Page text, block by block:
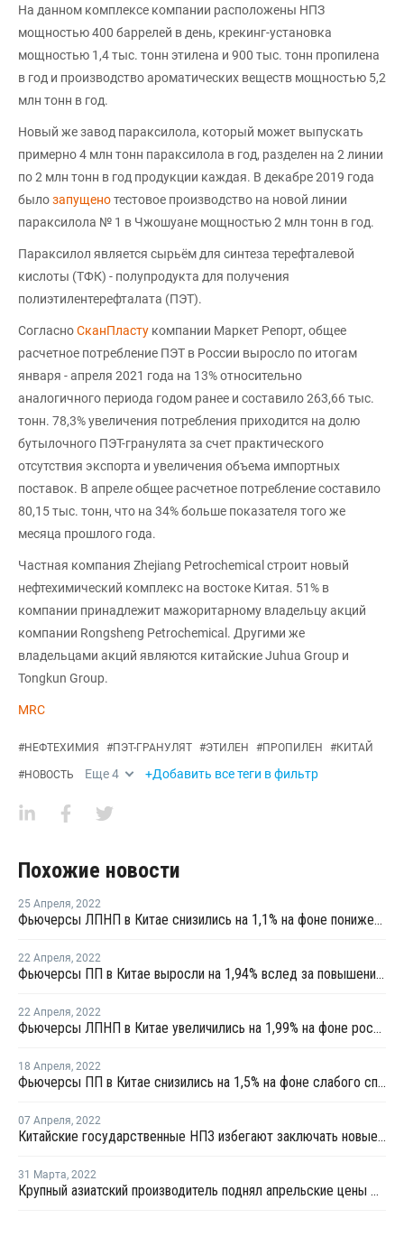
На данном комплексе компании расположены НПЗ
мощностью 400 баррелей в день, крекинг-установка
мощностью 1,4 тыс. тонн этилена и 900 тыс. тонн пропилена
в год и производство ароматических веществ мощностью 5,2
млн тонн в год.
Новый же завод параксилола, который может выпускать
примерно 4 млн тонн параксилола в год, разделен на 2 линии
по 2 млн тонн в год продукции каждая. В декабре 2019 года
былозапущенотестовое производство на новой линии
параксилола № 1 в Чжошуане мощностью 2 млн тонн в год.
Параксилол является сырьём для синтеза терефталевой
кислоты (ТФК) - полупродукта для получения
полиэтилентерефталата (ПЭТ).
СогласноСканПласту компании Маркет Репорт, общее
расчетное потребление ПЭТ в России выросло по итогам
января - апреля 2021 года на 13% относительно
аналогичного периода годом ранее и составило 263,66 тыс.
тонн. 78,3% увеличения потребления приходится на долю
бутылочного ПЭТ-гранулята за счет практического
отсутствия экспорта и увеличения объема импортных
поставок. В апреле общее расчетное потребление составило
80,15 тыс. тонн, что на 34% больше показателя того же
месяца прошлого года.
Частная компания Zhejiang Petrochemical строит новый
нефтехимический комплекс на востоке Китая. 51% в
компании принадлежит мажоритарному владельцу акций
компании Rongsheng Petrochemical. Другими же
владельцами акций являются китайские Juhua Group и
Tongkun Group.
MRC
#НЕФТЕХИМИЯ #ПЭТ-ГРАНУЛЯТ #ЭТИЛЕН #ПРОПИЛЕН #КИТАЙ
#НОВОСТЬ Еще4 +Добавить все теги в фильтр
Похожие новости
25 Апреля, 2022
Фьючерсы ЛПНП в Китае снизились на 1,1% на фоне понижения котировок сырой нефти и вялого спроса
22 Апреля, 2022
Фьючерсы ПП в Китае выросли на 1,94% вслед за повышением фьючерсов сырой нефти
22 Апреля, 2022
Фьючерсы ЛПНП в Китае увеличились на 1,99% на фоне роста котировок сырой нефти
18 Апреля, 2022
Фьючерсы ПП в Китае снизились на 1,5% на фоне слабого спроса и падающих фьючерсов сырой нефти
07 Апреля, 2022
Китайские государственные НПЗ избегают заключать новые нефтяные контракты с Россией
31 Марта, 2022
Крупный азиатский производитель поднял апрельские цены ПВХ для Китая на USD80 за тонну